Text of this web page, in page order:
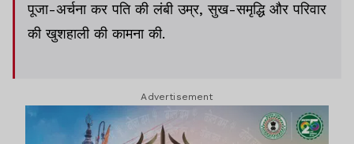
पूजा-अर्चना कर पति की लंबी उम्र, सुख-समृद्धि और परिवार
की खुशहाली की कामना की.
Advertisement